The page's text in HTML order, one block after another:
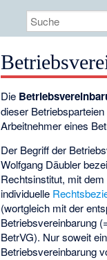
Die
dieser
Arbeitnehmer eines
Der Begriff der
Wolfgang Däubler
Rechtsinstitut, mit
individuelle
(wortgleich mit der
Betriebsvereinbarung
BetrVG). Nur soweit
Betriebsvereinbarung